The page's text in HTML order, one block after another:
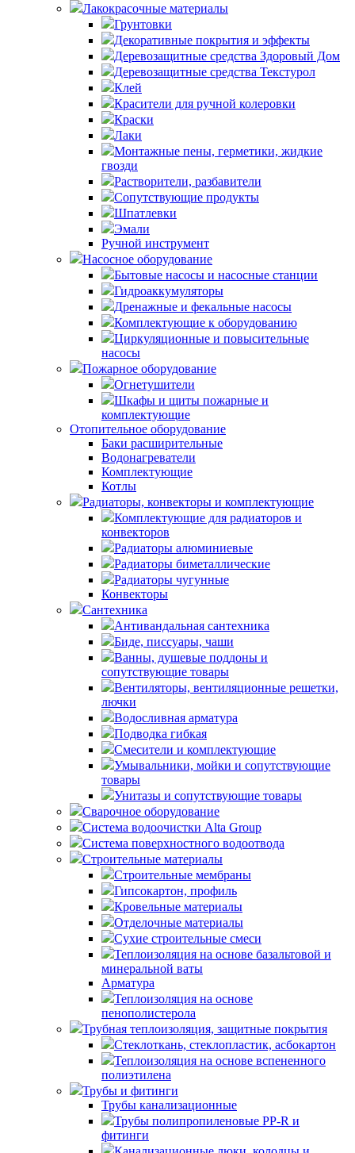
Лакокрасочные материалы
Грунтовки
Декоративные покрытия и эффекты
Деревозащитные средства Здоровый Дом
Деревозащитные средства Текстурол
Клей
Красители для ручной колеровки
Краски
Лаки
Монтажные пены, герметики, жидкие
гвозди
Растворители, разбавители
Сопутствующие продукты
Шпатлевки
Эмали
Ручной инструмент
Насосное оборудование
Бытовые насосы и насосные станции
Гидроаккумуляторы
Дренажные и фекальные насосы
Комплектующие к оборудованию
Циркуляционные и повысительные
насосы
Пожарное оборудование
Огнетушители
Шкафы и щиты пожарные и
комплектующие
Отопительное оборудование
Баки расширительные
Водонагреватели
Комплектующие
Котлы
Радиаторы, конвекторы и комплектующие
Комплектующие для радиаторов и
конвекторов
Радиаторы алюминиевые
Радиаторы биметаллические
Радиаторы чугунные
Конвекторы
Сантехника
Антивандальная сантехника
Биде, писсуары, чаши
Ванны, душевые поддоны и
сопутствующие товары
Вентиляторы, вентиляционные решетки,
лючки
Водосливная арматура
Подводка гибкая
Смесители и комплектующие
Умывальники, мойки и сопутствующие
товары
Унитазы и сопутствующие товары
Сварочное оборудование
Система водоочистки Alta Group
Система поверхностного водоотвода
Строительные материалы
Строительные мембраны
Гипсокартон, профиль
Кровельные материалы
Отделочные материалы
Сухие строительные смеси
Теплоизоляция на основе базальтовой и
минеральной ваты
Арматура
Теплоизоляция на основе
пенополистерола
Трубная теплоизоляция, защитные покрытия
Стеклоткань, стеклопластик, асбокартон
Теплоизоляция на основе вспененного
полиэтилена
Трубы и фитинги
Трубы канализационные
Трубы полипропиленовые PP-R и
фитинги